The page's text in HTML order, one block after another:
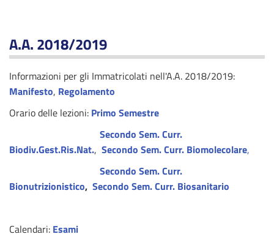
A.A. 2018/2019
Informazioni per gli Immatricolati nell'A.A. 2018/2019:
Manifesto, Regolamento
Orario delle lezioni: Primo Semestre
Secondo Sem. Curr.
Biodiv.Gest.Ris.Nat., Secondo Sem. Curr. Biomolecolare,
Secondo Sem. Curr.
Bionutrizionistico, Secondo Sem. Curr. Biosanitario
Calendari: Esami